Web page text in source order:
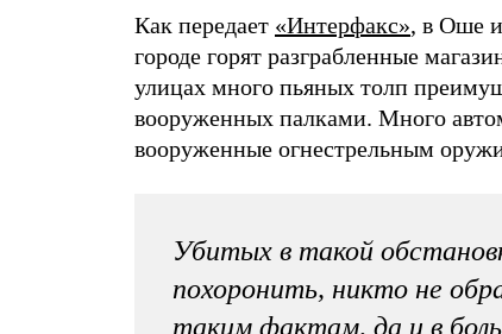
Как передает «Интерфакс», в Оше
городе горят разграбленные
улицах много пьяных толп
вооруженных палками. Много
вооруженные огнестрельным
Убитых в такой
похоронить, никто не
таким фактам, да и в